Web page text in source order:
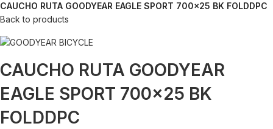
CAUCHO RUTA GOODYEAR EAGLE SPORT 700×25 BK FOLDDPC
Back to products
CAUCHO RUTA GOODYEAR
EAGLE SPORT 700×25 BK
FOLDDPC